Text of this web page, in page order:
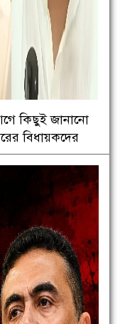
কিছুই জানানো
বিধায়কদের